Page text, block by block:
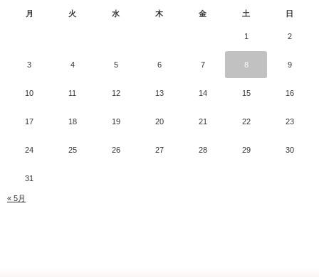
月 火 水 木 金 土 日
1 2
3 4 5 6 7 8 9
10 11 12 13 14 15 16
17 18 19 20 21 22 23
24 25 26 27 28 29 30
31
« 5月